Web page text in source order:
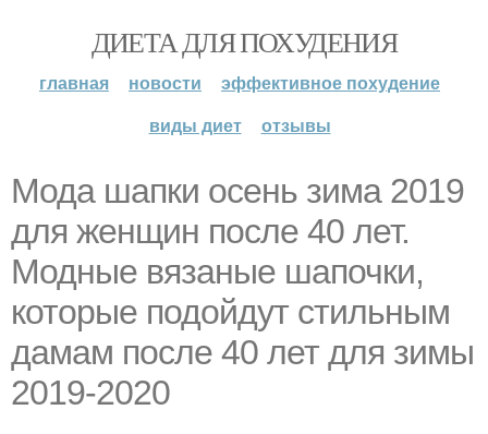
ДИЕТА ДЛЯ ПОХУДЕНИЯ
главная новости
эффективное похудение
виды диет
отзывы
Мода шапки осень зима 2019
для женщин после 40 лет.
Модные вязаные шапочки,
которые подойдут стильным
дамам после 40 лет для зимы
2019-2020